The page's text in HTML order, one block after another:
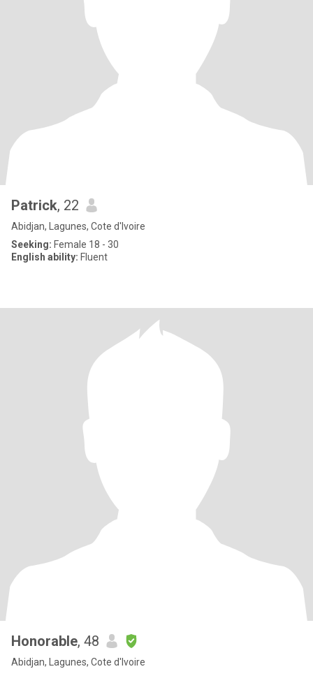
Patrick, 22
Abidjan, Lagunes, Cote d'Ivoire
Seeking: Female 18 - 30
English ability: Fluent
Honorable, 48
Abidjan, Lagunes, Cote d'Ivoire